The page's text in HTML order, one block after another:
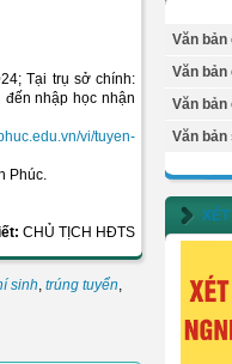
Tại trụ sở chính:
đến nhập học nhận
vi/tuyen-
Phúc.
CHỦ TỊCH HĐTS
sinh, trúng tuyển,
Văn bản
Văn bản
Văn bản
Văn